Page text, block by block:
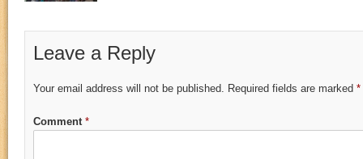
Leave a Reply
Your email address will not be published. Required fields are marked *
Comment *